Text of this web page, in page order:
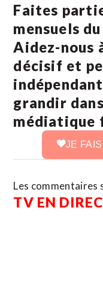
Faites
mensuels
Aidez-nous
décisif et
grandir
médiatique
JE
Les commentaires
TV EN